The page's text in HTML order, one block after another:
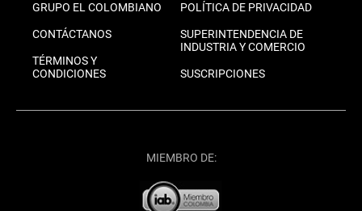
GRUPO EL COLOMBIANO
CONTÁCTANOS
TÉRMINOS Y
CONDICIONES
POLÍTICA DE PRIVACIDAD
SUPERINTENDENCIA DE
INDUSTRIA Y COMERCIO
SUSCRIPCIONES
MIEMBRO DE: